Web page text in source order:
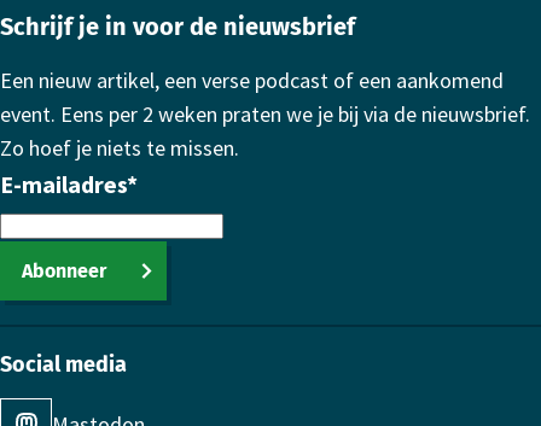
Schrijf je in voor de nieuwsbrief
Een nieuw artikel, een verse podcast of een aankomend
event. Eens per 2 weken praten we je bij via de nieuwsbrief.
Zo hoef je niets te missen.
E-mailadres*
Abonneer
Social media